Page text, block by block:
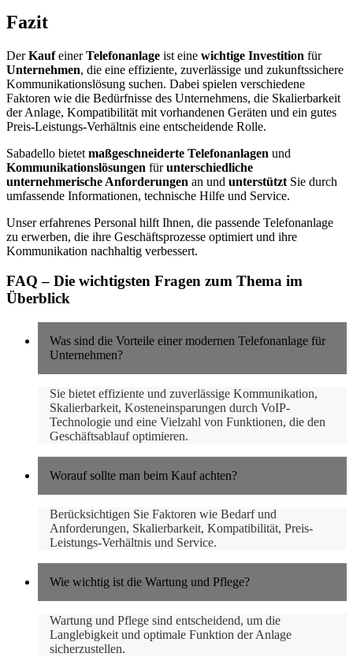
Fazit
DerKaufeinerTelefonanlage ist eine wichtige Investition für
Unternehmen, die eine effiziente, zuverlässige und zukunftssichere
Kommunikationslösung suchen. Dabei spielen verschiedene
Faktoren wie die Bedürfnisse des Unternehmens, die Skalierbarkeit
der Anlage, Kompatibilität mit vorhandenen Geräten und ein gutes
Preis-Leistungs-Verhältnis eine entscheidende Rolle.
Sabadello bietet maßgeschneiderte Telefonanlagen und
Kommunikationslösungen fürunterschiedliche
unternehmerische Anforderungen an und unterstützt Sie durch
umfassende Informationen, technische Hilfe und Service.
Unser erfahrenes Personal hilft Ihnen, die passende Telefonanlage
zu erwerben, die ihre Geschäftsprozesse optimiert und ihre
Kommunikation nachhaltig verbessert.
FAQ – Die wichtigsten Fragen zum Thema im
Überblick
Was sind die Vorteile einer modernen Telefonanlage für
Unternehmen?
Sie bietet effiziente und zuverlässige Kommunikation,
Skalierbarkeit, Kosteneinsparungen durch VoIP-
Technologie und eine Vielzahl von Funktionen, die den
Geschäftsablauf optimieren.
Worauf sollte man beim Kauf achten?
Berücksichtigen Sie Faktoren wie Bedarf und
Anforderungen, Skalierbarkeit, Kompatibilität, Preis-
Leistungs-Verhältnis und Service.
Wie wichtig ist die Wartung und Pflege?
Wartung und Pflege sind entscheidend, um die
Langlebigkeit und optimale Funktion der Anlage
sicherzustellen.